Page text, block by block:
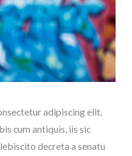
adipiscing elit.
cum antiquis, iis sic
decreta a senatu